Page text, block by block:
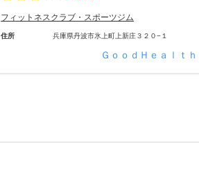
フィットネスクラブ・スポーツジム
住所 兵庫県丹波市氷上町上新庄３２０−１
ＧｏｏｄＨｅａｌｔ